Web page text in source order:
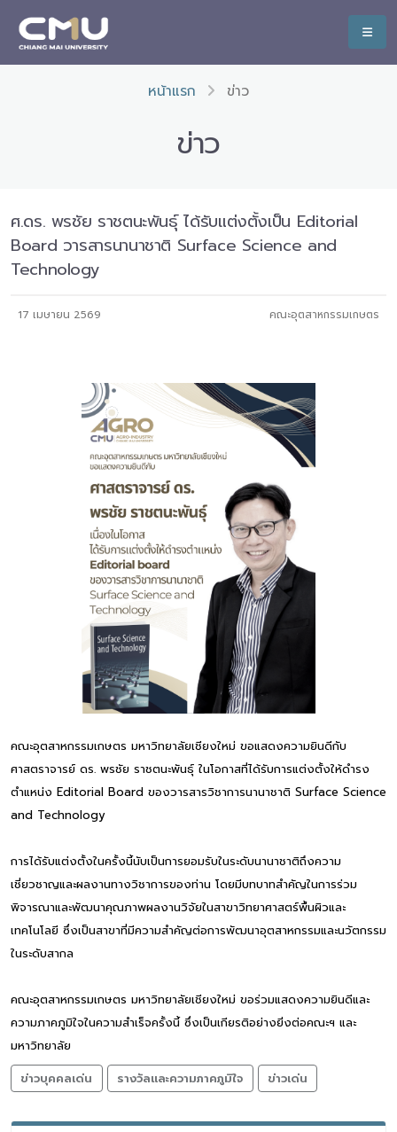
หน้าแรก ข่าว
ข่าว
ศ.ดร. พรชัย ราชตนะพันธุ์ ได้รับแต่งตั้งเป็น Editorial
Board วารสารนานาชาติ Surface Science and
Technology
17 เมษายน 2569 คณะอุตสาหกรรมเกษตร
คณะอุตสาหกรรมเกษตร มหาวิทยาลัยเชียงใหม่ ขอแสดงความยินดีกับ
ศาสตราจารย์ ดร. พรชัย ราชตนะพันธุ์ ในโอกาสที่ได้รับการแต่งตั้งให้ดำรง
ตำแหน่ง Editorial Board ของวารสารวิชาการนานาชาติ Surface Science
and Technology
การได้รับแต่งตั้งในครั้งนี้นับเป็นการยอมรับในระดับนานาชาติถึงความ
เชี่ยวชาญและผลงานทางวิชาการของท่าน โดยมีบทบาทสำคัญในการร่วม
พิจารณาและพัฒนาคุณภาพผลงานวิจัยในสาขาวิทยาศาสตร์พื้นผิวและ
เทคโนโลยี ซึ่งเป็นสาขาที่มีความสำคัญต่อการพัฒนาอุตสาหกรรมและนวัตกรรม
ในระดับสากล
คณะอุตสาหกรรมเกษตร มหาวิทยาลัยเชียงใหม่ ขอร่วมแสดงความยินดีและ
ความภาคภูมิใจในความสำเร็จครั้งนี้ ซึ่งเป็นเกียรติอย่างยิ่งต่อคณะฯ และ
มหาวิทยาลัย
ข่าวบุคคลเด่น
รางวัลและความภาคภูมิใจ ข่าวเด่น